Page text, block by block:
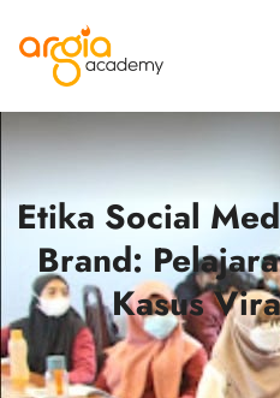
content
Etika Social
Brand:
Kasus